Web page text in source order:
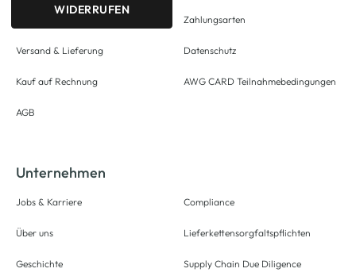
WIDERRUFEN
Versand & Lieferung
Kauf auf Rechnung
AGB
Zahlungsarten
Datenschutz
AWG CARD Teilnahmebedingungen
Unternehmen
Jobs & Karriere
Über uns
Geschichte
Compliance
Lieferkettensorgfaltspflichten
Supply Chain Due Diligence